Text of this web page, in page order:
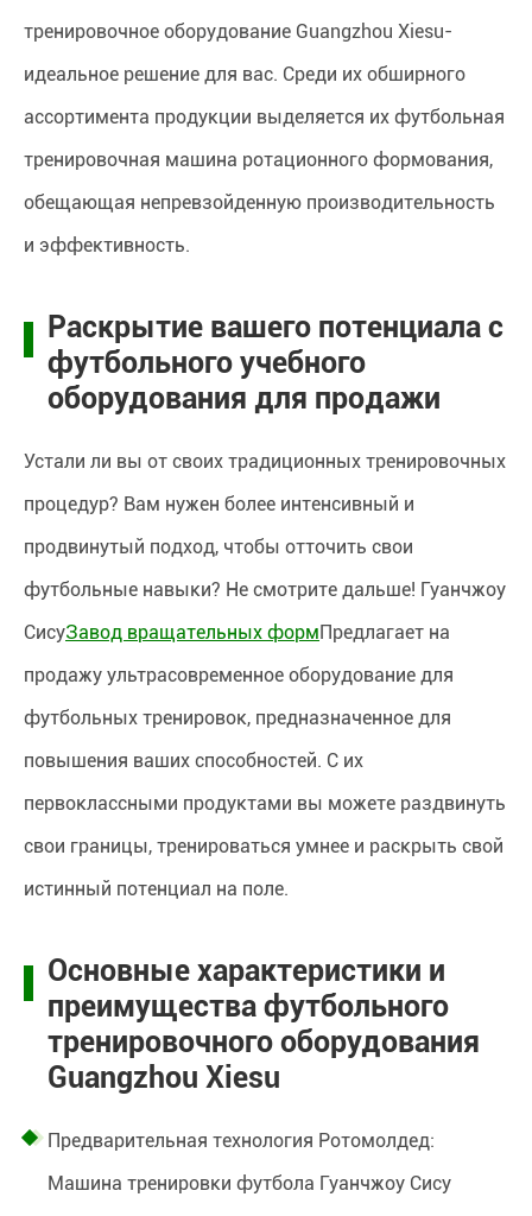
тренировочное оборудование Guangzhou Xiesu-
идеальное решение для вас. Среди их обширного
ассортимента продукции выделяется их футбольная
тренировочная машина ротационного формования,
обещающая непревзойденную производительность
и эффективность.
Раскрытие вашего потенциала с
футбольного учебного
оборудования для продажи
Устали ли вы от своих традиционных тренировочных
процедур? Вам нужен более интенсивный и
продвинутый подход, чтобы отточить свои
футбольные навыки? Не смотрите дальше! Гуанчжоу
СисуЗавод вращательных формПредлагает на
продажу ультрасовременное оборудование для
футбольных тренировок, предназначенное для
повышения ваших способностей. С их
первоклассными продуктами вы можете раздвинуть
свои границы, тренироваться умнее и раскрыть свой
истинный потенциал на поле.
Основные характеристики и
преимущества футбольного
тренировочного оборудования
Guangzhou Xiesu
Предварительная технология Ротомолдед:
Машина тренировки футбола Гуанчжоу Сису